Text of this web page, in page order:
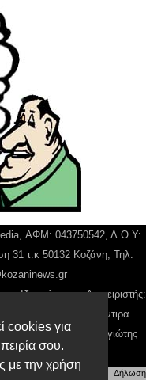
cookies για
σου.
με την χρήση
ΑΦΜ: 043750542, Δ.Ο.Υ:
31 τ.κ 50132 Κοζάνη, Τηλ:
και Διαχειριστής:
Βασιλική, Διευθύντιρα
domain name Παναγιώτης
Δεδομένων |Όροι χρήσης
Δήλωση